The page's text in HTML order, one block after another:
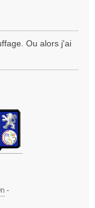
Ou alors j'ai
-